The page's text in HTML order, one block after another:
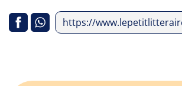
https://